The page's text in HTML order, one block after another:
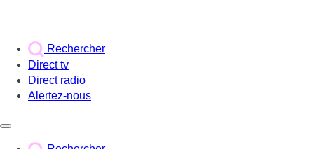
Rechercher
Direct tv
Direct radio
Alertez-nous